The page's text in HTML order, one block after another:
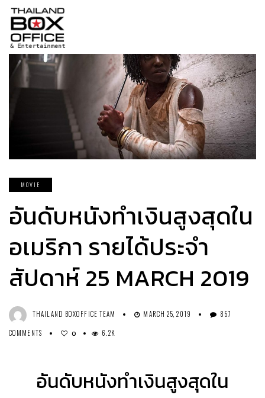
MOVIE
อันดับหนังทำเงินสูงสุดใน
อเมริกา รายได้ประจำ
สัปดาห์ 25 MARCH 2019
THAILAND BOXOFFICE TEAM MARCH 25, 2019
857
COMMENTS
0 6.2K
อันดับหนังทำเงินสูงสุดใน